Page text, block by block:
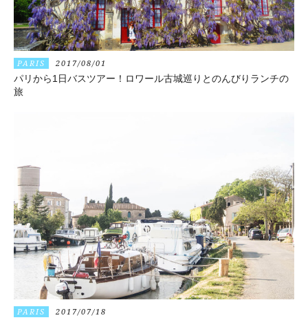
PARIS 2017/08/01
パリから1日バスツアー！ロワール古城巡りとのんびりランチの
旅
PARIS 2017/07/18